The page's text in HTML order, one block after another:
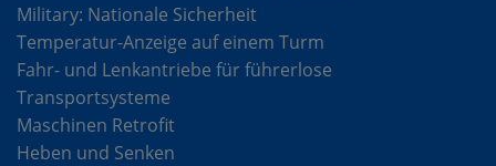
Military: Nationale Sicherheit
Temperatur-Anzeige auf einem Turm
Fahr- und Lenkantriebe für führerlose
Transportsysteme
Maschinen Retrofit
Heben und Senken